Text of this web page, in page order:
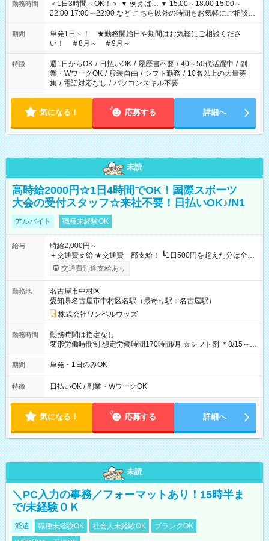
勤務時間
＜1日3時間～OK！＞ ▼ 例えば… ▼ 15:00～18:00 15:00～
22:00 17:00～22:00 など こちら以外の時間もお気軽にご相談く
ださい！
期間
単発1日～！ ★勤務開始日や期間はお気軽にご相談くださ
い！ ＃8月～ ＃9月～
特徴 週1日からOK / 日払いOK / 履歴書不要 / 40～50代活躍中 / 副
業・WワークOK / 服装自由 / シフト勤務 / 10名以上の大量募
集 / 電話対応なし / パソコンスキル不要
気になる！ 応募する 詳細へ
未読
高時給2000円☆1日4時間でOK！国際スポーツ
大会の受付スタッフ☆来社不要！日払いOK♪/N1
アルバイト 職種未経験OK
給与
時給2,000円～
＋交通費支給 ★交通費一部支給！ ┗1日500円を超えた分は全額
支給！ ※往復500円以内の方は自己負担となります ★日払い
OK！（規定あり） ┗働いたその日に現金GET♪ お仕事後はコン
期間なし
交通費別途支給あり
勤務地
名古屋市中村区
愛知県名古屋市中村区名駅（最寄り駅：名古屋駅）
株式会社ワンベルウッズ
勤務時間
勤務時間は指定なし
変形労働時間制 想定労働時間170時間/月 ☆シフト例 ＊8/15～
10/26 全日共通 08：00～12：00 17：00～21：00 ＊8/31
～9/19のみ下記シフトもあります！ 12：00～16：00 ＊9/6～
00
期間 単発・1日のみOK
特徴 日払いOK / 副業・WワークOK
気になる！ 応募する 詳細へ
未読
＼PC入力の事務／フォーマットあり！15時半ま
で/未経験ＯＫ
派遣 職種未経験OK 社会人未経験OK
ブランクOK